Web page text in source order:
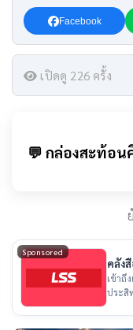
Facebook
เปิดดู 226 ครั้ง
💬 กล่องสะท้อน
Sponsored
คลัง
ไทย
เข้าถึ
ประสิ